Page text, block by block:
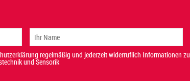
regelmäßig und jederzeit widerruflich Informationen zu
und Sensorik